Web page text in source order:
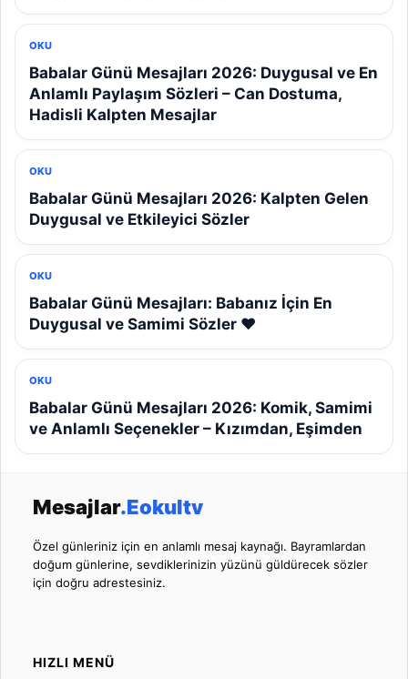
OKU
Babalar Günü Mesajları 2026: Duygusal ve En
Anlamlı Paylaşım Sözleri – Can Dostuma,
Hadisli Kalpten Mesajlar
OKU
Babalar Günü Mesajları 2026: Kalpten Gelen
Duygusal ve Etkileyici Sözler
OKU
Babalar Günü Mesajları: Babanız İçin En
Duygusal ve Samimi Sözler ❤️
OKU
Babalar Günü Mesajları 2026: Komik, Samimi
ve Anlamlı Seçenekler – Kızımdan, Eşimden
Mesajlar.Eokultv
Özel günleriniz için en anlamlı mesaj kaynağı. Bayramlardan
doğum günlerine, sevdiklerinizin yüzünü güldürecek sözler
için doğru adrestesiniz.
HIZLI MENÜ